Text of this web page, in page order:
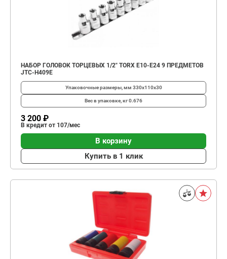
НАБОР ГОЛОВОК ТОРЦЕВЫХ 1/2" TORX Е10-Е24 9 ПРЕДМЕТОВ
JTC-H409E
Упаковочные размеры, мм 330х110х30
Вес в упаковке, кг0.676
3 200 ₽
В кредит от 107/мес
В корзину
Купить в 1 клик